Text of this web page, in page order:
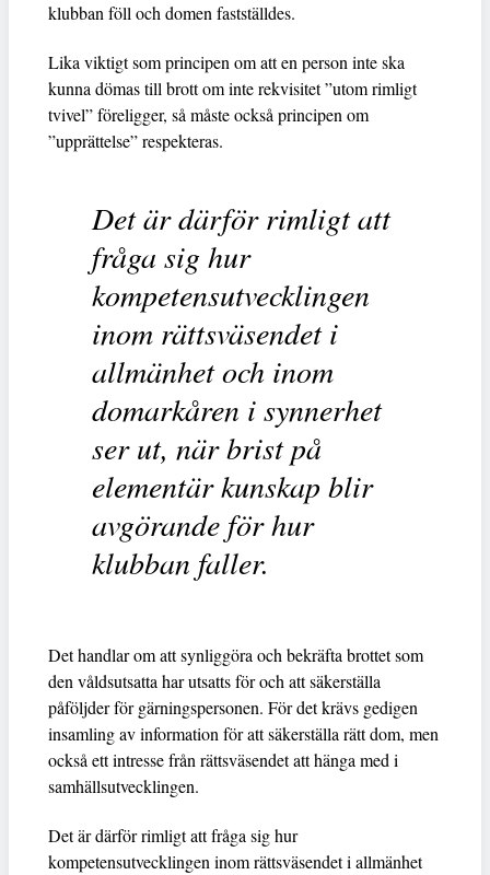
klubban föll och domen fastställdes.
Lika viktigt som principen om att en person inte ska
kunna dömas till brott om inte rekvisitet ”utom rimligt
tvivel” föreligger, så måste också principen om
”upprättelse” respekteras.
Det är därför rimligt att
fråga sig hur
kompetensutvecklingen
inom rättsväsendet i
allmänhet och inom
domarkåren i synnerhet
ser ut, när brist på
elementär kunskap blir
avgörande för hur
klubban faller.
Det handlar om att synliggöra och bekräfta brottet som
den våldsutsatta har utsatts för och att säkerställa
påföljder för gärningspersonen. För det krävs gedigen
insamling av information för att säkerställa rätt dom, men
också ett intresse från rättsväsendet att hänga med i
samhällsutvecklingen.
Det är därför rimligt att fråga sig hur
kompetensutvecklingen inom rättsväsendet i allmänhet